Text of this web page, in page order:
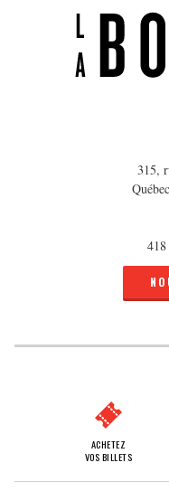
315,
ACHETEZ
VOS BILLETS